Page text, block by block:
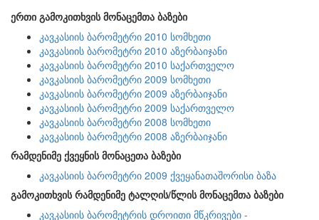
ერთი გამოკითხვის მონაცემთა ბაზები
კავკასიის ბარომეტრი 2010 სომხეთი
კავკასიის ბარომეტრი 2010 აზერბაიჯანი
კავკასიის ბარომეტრი 2010 საქართველო
კავკასიის ბარომეტრი 2009 სომხეთი
კავკასიის ბარომეტრი 2009 აზერბაიჯანი
კავკასიის ბარომეტრი 2009 საქართველო
კავკასიის ბარომეტრი 2008 სომხეთი
კავკასიის ბარომეტრი 2008 აზერბაიჯანი
რამდენიმე ქვეყნის მონაცეთა ბაზები
კავკასიის ბარომეტრი 2009 ქვეყანათაშორისი ბაზა
გამოკითხვის რამდენიმე ტალღის/წლის მონაცემთა ბაზები
კავკასიის ბარომეტრის დროითი მწკრივები -